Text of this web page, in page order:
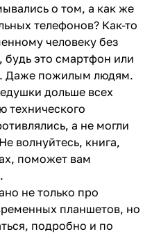
о том, а как же
телефонов? Как-то
человеку без
будь это смартфон или
Даже пожилым людям.
дольше всех
технического
а не могли
волнуйтесь, книга,
поможет вам
не только про
планшетов, но
подробно и по